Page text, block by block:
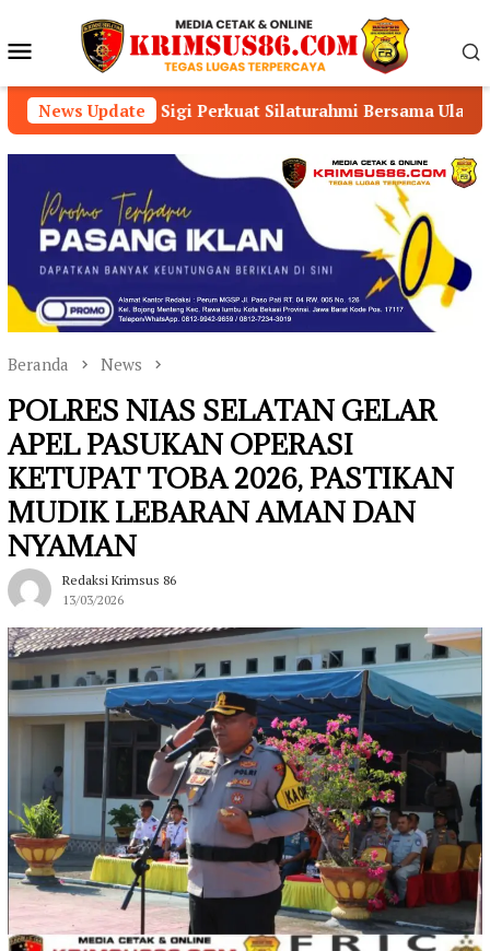
konten Menu
Mobile
News Update
Perkuat Silaturahmi Bersama Ulama dan Masyarakat
Beranda News
POLRES NIAS SELATAN GELAR
APEL PASUKAN OPERASI
KETUPAT TOBA 2026, PASTIKAN
MUDIK LEBARAN AMAN DAN
NYAMAN
Redaksi Krimsus 86
13/03/2026